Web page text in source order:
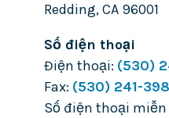
Redding,CA 96001
Số điện thoại
Điện thoại: (530)
Fax: (530) 241-
Số điện thoại miễn